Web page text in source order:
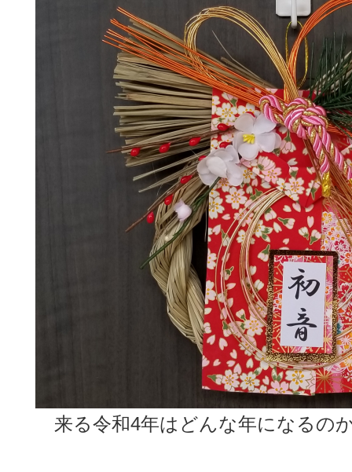
来る令和4年はどんな年になるの